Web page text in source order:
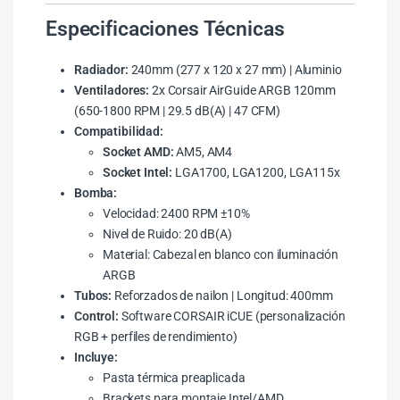
Especificaciones Técnicas
Radiador: 240mm (277 x 120 x 27 mm) | Aluminio
Ventiladores: 2x Corsair AirGuide ARGB 120mm
(650-1800 RPM | 29.5 dB(A) | 47 CFM)
Compatibilidad:
Socket AMD:AM5, AM4
Socket Intel: LGA1700, LGA1200, LGA115x
Bomba:
Velocidad: 2400 RPM ±10%
Nivel de Ruido: 20 dB(A)
Material: Cabezal en blanco con iluminación
ARGB
Tubos: Reforzados de nailon | Longitud: 400mm
Control: Software CORSAIR iCUE (personalización
RGB + perfiles de rendimiento)
Incluye:
Pasta térmica preaplicada